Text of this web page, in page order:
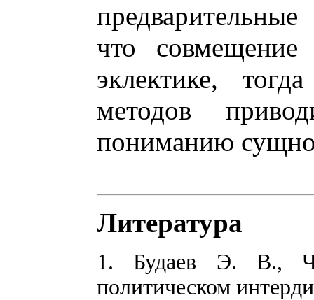
что
эклектике,
методов
пониманию
Литература
1. Будаев Э. В.,
политическом